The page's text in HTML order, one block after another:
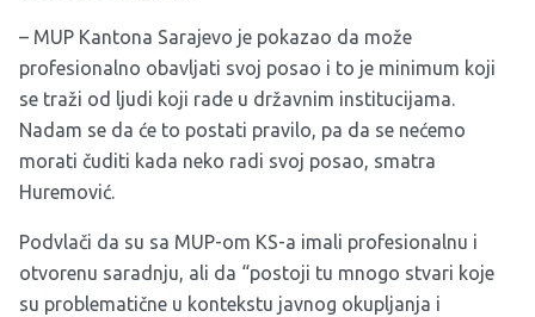
– MUP Kantona Sarajevo je pokazao da može
profesionalno obavljati svoj posao i to je minimum koji
se traži od ljudi koji rade u državnim institucijama.
Nadam se da će to postati pravilo, pa da se nećemo
morati čuditi kada neko radi svoj posao, smatra
Huremović.
Podvlači da su sa MUP-om KS-a imali profesionalnu i
otvorenu saradnju, ali da “postoji tu mnogo stvari koje
su problematične u kontekstu javnog okupljanja i